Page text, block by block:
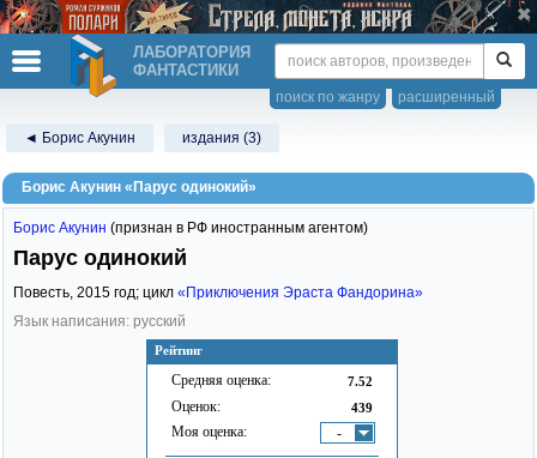
ЛАБОРАТОРИЯ
ФАНТАСТИКИ
расширенный
поиск по жанру
◄ Борис Акунин издания (3)
Борис Акунин «Парус одинокий»
Рейтинг
Средняя оценка: 7.52
Оценок: 439
Моя оценка: -
Борис Акунин (признан в РФ иностранным агентом)
Парус одинокий
Повесть, 2015 год; цикл «Приключения Эраста Фандорина»
Язык написания: русский